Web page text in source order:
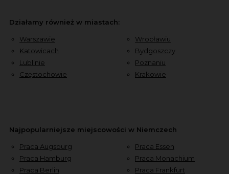
Działamy również w miastach:
Warszawie
Katowicach
Lublinie
Częstochowie
Wrocławiu
Bydgoszczy
Poznaniu
Krakowie
Najpopularniejsze miejscowości w Niemczech
Praca Augsburg
Praca Hamburg
Praca Berlin
Praca Essen
Praca Monachium
Praca Frankfurt